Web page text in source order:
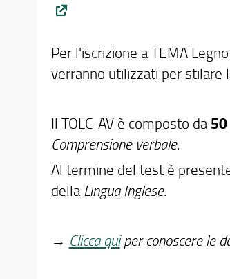
Per l'iscrizione a TEMA
verranno utilizzati per stilare
Il TOLC-AV è composto da
Comprensione verbale.
Al termine del test è
della Lingua Inglese.
→ Clicca quiper conoscere le